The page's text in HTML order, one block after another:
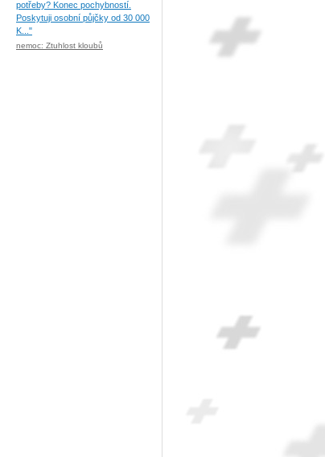
potřeby? Konec pochybností.
Poskytuji osobní půjčky od 30 000
K..."
nemoc: Ztuhlost kloubů